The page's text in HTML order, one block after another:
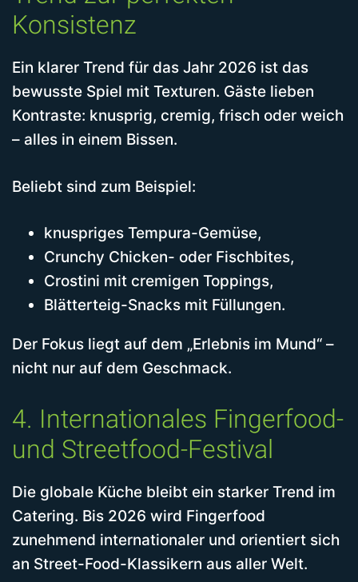
Konsistenz
Ein klarer Trend für das Jahr 2026 ist das
bewusste Spiel mit Texturen. Gäste lieben
Kontraste: knusprig, cremig, frisch oder weich
– alles in einem Bissen.
Beliebt sind zum Beispiel:
knuspriges Tempura-Gemüse,
Crunchy Chicken- oder Fischbites,
Crostini mit cremigen Toppings,
Blätterteig-Snacks mit Füllungen.
Der Fokus liegt auf dem „Erlebnis im Mund“ –
nicht nur auf dem Geschmack.
4. Internationales Fingerfood-
und Streetfood-Festival
Die globale Küche bleibt ein starker Trend im
Catering. Bis 2026 wird Fingerfood
zunehmend internationaler und orientiert sich
an Street-Food-Klassikern aus aller Welt.